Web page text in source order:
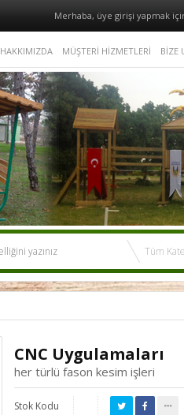
Merhaba, üye girişi yapmak
HAKKIMIZDA MÜŞTERİ HİZMETLERİ BİZE
CNC Uygulamaları
her türlü fason kesim işleri
Stok Kodu